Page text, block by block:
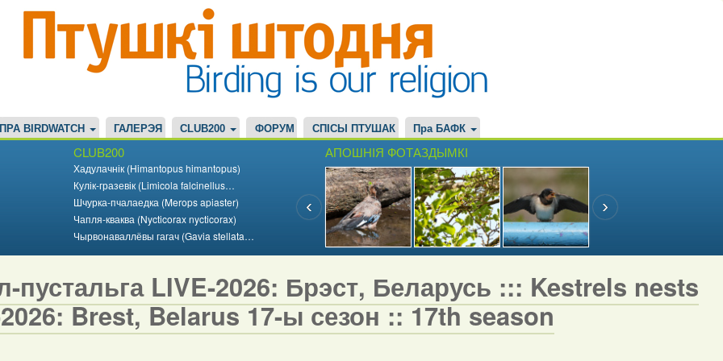
ПРА BIRDWATCH ГАЛЕРЭЯ CLUB200 ФОРУМ СПІСЫ ПТУШАК Пра БАФК
CLUB200
Хадулачнік (Himantopus himantopus)
Кулік-гразевік (Limicola falcinellus…
Шчурка-пчалаедка (Merops apiaster)
Чапля-кваква (Nycticorax nycticorax)
Чырвонаваллёвы гагач (Gavia stellata…
АПОШНІЯ ФОТАЗДЫМКІ
пустальга LIVE-2026: Брэст, Беларусь ::: Kestrels nests
Brest, Belarus 17-ы сезон :: 17th season